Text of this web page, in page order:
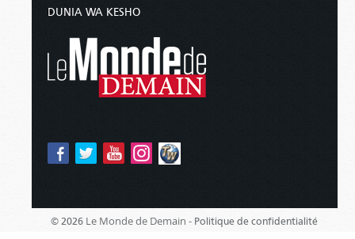
DUNIA WA KESHO
© 2026 Le Monde de Demain - Politique de confidentialité